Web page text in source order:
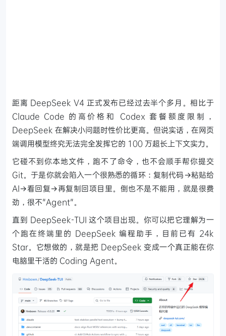
距离 DeepSeek V4 正式发布已经过去半个多月。相比于
Claude Code 的高价格和 Codex 套餐额度限制，
DeepSeek 在解决小问题时性价比更高。但说实话，在网页
端调用模型终究无法完全发挥它的 100 万超长上下文实力。
它碰不到你本地文件，跑不了命令，也不会顺手帮你提交
Git。于是你就会陷入一个很熟悉的循环：复制代码→粘贴给
AI→看回复→再复制回项目里。倒也不是不能用，就是很费
劲，很不"Agent"。
直到 DeepSeek-TUI 这个项目出现。你可以把它理解为一
个跑在终端里的 DeepSeek 编程助手，目前已有 24k
Star。它想做的，就是把 DeepSeek 变成一个真正能在你
电脑里干活的 Coding Agent。